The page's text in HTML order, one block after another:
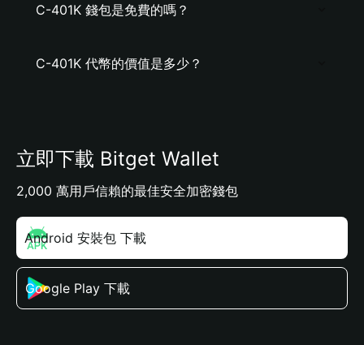
C-401K 錢包是免費的嗎？
C-401K 代幣的價值是多少？
立即下載 Bitget Wallet
2,000 萬用戶信賴的最佳安全加密錢包
Android 安裝包 下載
Google Play 下載